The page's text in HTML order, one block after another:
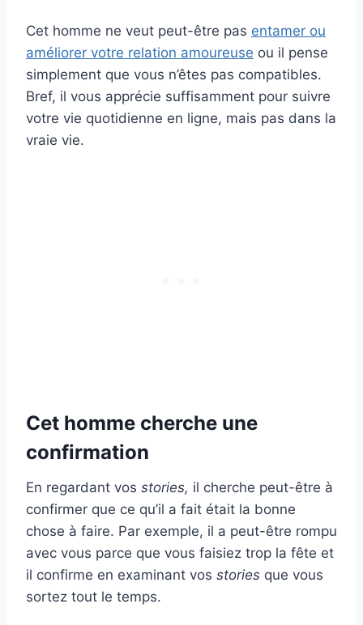
Cet homme ne veut peut-être pas entamer ou
améliorer votre relation amoureuse ou il pense
simplement que vous n’êtes pas compatibles.
Bref, il vous apprécie suffisamment pour suivre
votre vie quotidienne en ligne, mais pas dans la
vraie vie.
Cet homme cherche une
confirmation
En regardant vos stories, il cherche peut-être à
confirmer que ce qu’il a fait était la bonne
chose à faire. Par exemple, il a peut-être rompu
avec vous parce que vous faisiez trop la fête et
il confirme en examinant vos stories que vous
sortez tout le temps.